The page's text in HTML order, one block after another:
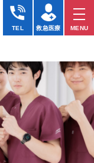
TEL 救急医療 MENU